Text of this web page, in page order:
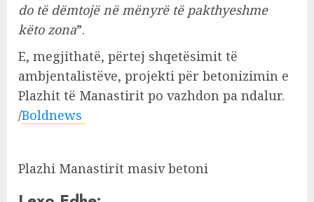
do të dëmtojë në mënyrë të pakthyeshme
këto zona”.
E, megjithatë, përtej shqetësimit të
ambjentalistëve, projekti për betonizimin e
Plazhit të Manastirit po vazhdon pa ndalur.
/Boldnews
Plazhi Manastirit masiv betoni